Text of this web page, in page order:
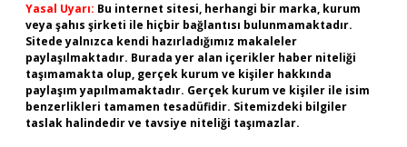
Yasal Uyarı: Bu internet sitesi, herhangi bir marka, kurum
veya şahıs şirketi ile hiçbir bağlantısı bulunmamaktadır.
Sitede yalnızca kendi hazırladığımız makaleler
paylaşılmaktadır. Burada yer alan içerikler haber niteliği
taşımamakta olup, gerçek kurum ve kişiler hakkında
paylaşım yapılmamaktadır. Gerçek kurum ve kişiler ile isim
benzerlikleri tamamen tesadüfidir. Sitemizdeki bilgiler
taslak halindedir ve tavsiye niteliği taşımazlar.